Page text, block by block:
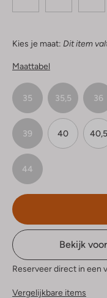
Kies je maat: Dit item
Maattabel
35 35,5 36
39 40 40,5
44
Bekijk
Reserveer direct in een
Vergelijkbare items